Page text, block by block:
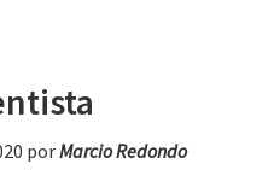
porMarcio Redondo